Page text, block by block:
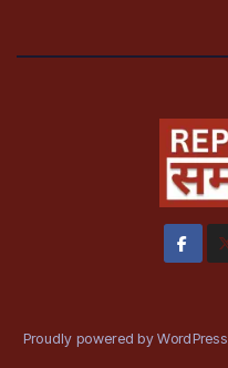
Proudly powered by WordPress